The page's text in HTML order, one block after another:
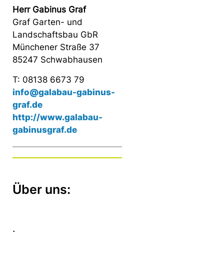
Herr Gabinus Graf
Graf Garten- und
Landschaftsbau GbR
Münchener Straße 37
85247 Schwabhausen
T: 08138 6673 79
info@galabau-gabinus-
graf.de
http://www.galabau-
gabinusgraf.de
Über uns:
.